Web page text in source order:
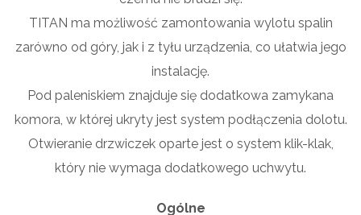
TITAN ma możliwość zamontowania wylotu spalin
zarówno od góry, jak i z tyłu urządzenia, co ułatwia jego
instalację.
Pod paleniskiem znajduje się dodatkowa zamykana
komora, w której ukryty jest system podłączenia dolotu.
Otwieranie drzwiczek oparte jest o system klik-klak,
który nie wymaga dodatkowego uchwytu.
Ogólne